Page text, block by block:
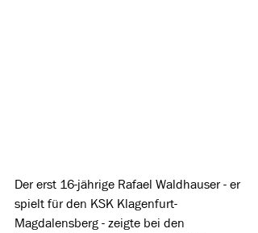
Der erst 16-jährige Rafael Waldhauser - er
spielt für den KSK Klagenfurt-
Magdalensberg - zeigte bei den